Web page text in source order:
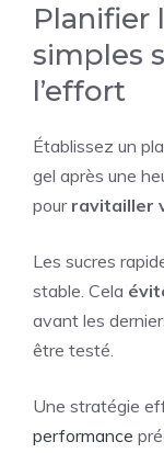
Planifier
simples
l’effort
Établissez un
gel après une
pour ravitailler
Les sucres
stable. Cela
avant les
être testé.
Une stratégie
performance